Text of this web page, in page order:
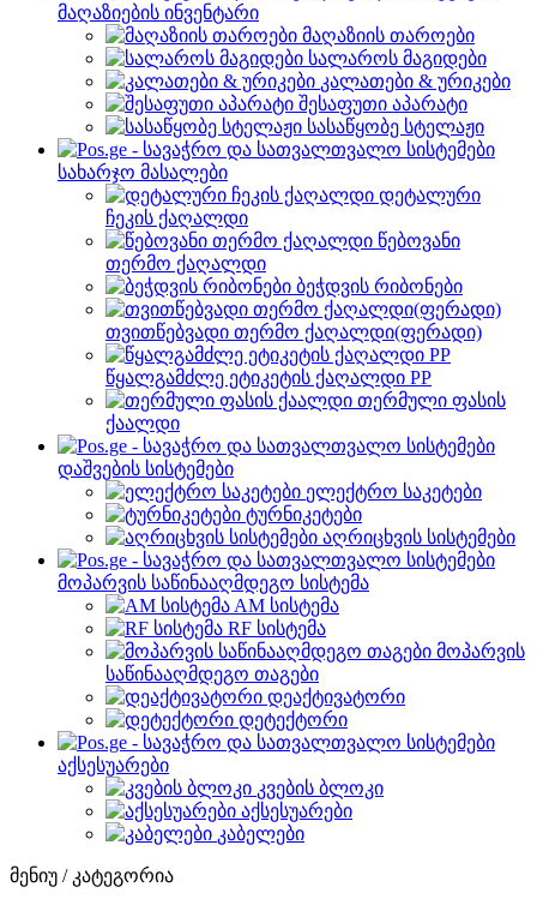
მაღაზიების ინვენტარი
მაღაზიის თაროები
სალაროს მაგიდები
კალათები & ურიკები
შესაფუთი აპარატი
სასაწყობე სტელაჟი
სახარჯო მასალები
დეტალური
ჩეკის ქაღალდი
წებოვანი
თერმო ქაღალდი
ბეჭდვის რიბონები
თვითწებვადი თერმო ქაღალდი(ფერადი)
წყალგამძლე ეტიკეტის ქაღალდი PP
თერმული ფასის
ქაალდი
დაშვების სისტემები
ელექტრო საკეტები
ტურნიკეტები
აღრიცხვის სისტემები
მოპარვის საწინააღმდეგო სისტემა
AM სისტემა
RF სისტემა
მოპარვის
საწინააღმდეგო თაგები
დეაქტივატორი
დეტექტორი
აქსესუარები
კვების ბლოკი
აქსესუარები
კაბელები
მენიუ / კატეგორია